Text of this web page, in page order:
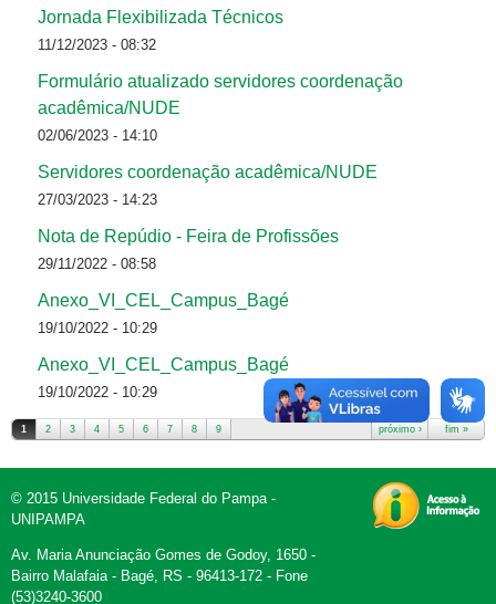
Jornada Flexibilizada Técnicos
11/12/2023 - 08:32
Formulário atualizado servidores coordenação
acadêmica/NUDE
02/06/2023 - 14:10
Servidores coordenação acadêmica/NUDE
27/03/2023 - 14:23
Nota de Repúdio - Feira de Profissões
29/11/2022 - 08:58
Anexo_VI_CEL_Campus_Bagé
19/10/2022 - 10:29
Anexo_VI_CEL_Campus_Bagé
19/10/2022 - 10:29
1 2 3 4 5 6 7 8 9 próximo › fim »
© 2015 Universidade Federal do Pampa -
UNIPAMPA
Av. Maria Anunciação Gomes de Godoy, 1650 -
Bairro Malafaia - Bagé, RS - 96413-172 - Fone
(53)3240-3600